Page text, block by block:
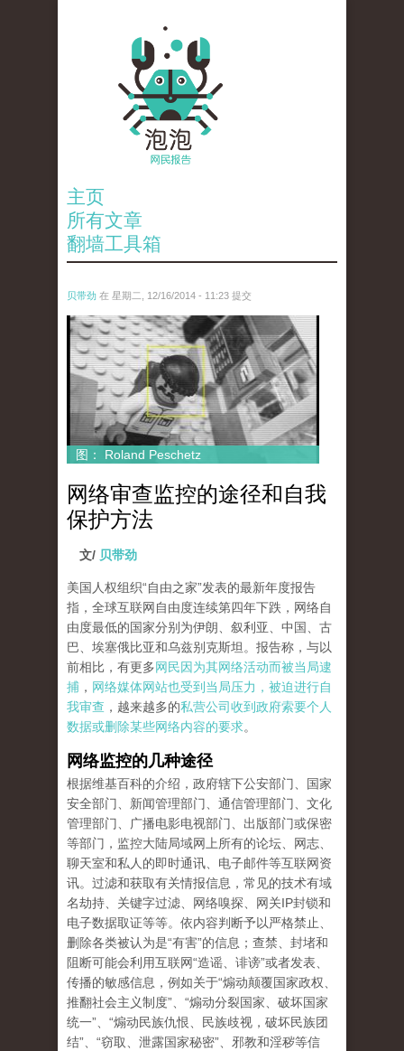
主页
所有文章
翻墙工具箱
贝带劲 在 星期二, 12/16/2014 - 11:23 提交
untitled.jpg
图： Roland Peschetz
网络审查监控的途径和自我
保护方法
文/ 贝带劲
美国人权组织“自由之家”发表的最新年度报告
指，全球互联网自由度连续第四年下跌，网络自
由度最低的国家分别为伊朗、叙利亚、中国、古
巴、埃塞俄比亚和乌兹别克斯坦。报告称，与以
前相比，有更多网民因为其网络活动而被当局逮
捕 ， 网络媒体网站也受到当局压力，被迫进行自
我审查 ，越来越多的私营公司收到政府索要个人
数据或删除某些网络内容的要求。
网络监控的几种途径
根据维基百科的介绍，政府辖下公安部门、国家
安全部门、新闻管理部门、通信管理部门、文化
管理部门、广播电影电视部门、出版部门或保密
等部门，监控大陆局域网上所有的论坛、网志、
聊天室和私人的即时通讯、电子邮件等互联网资
讯。过滤和获取有关情报信息，常见的技术有域
名劫持、关键字过滤、网络嗅探、网关IP封锁和
电子数据取证等等。依内容判断予以严格禁止、
删除各类被认为是“有害”的信息；查禁、封堵和
阻断可能会利用互联网“造谣、诽谤”或者发表、
传播的敏感信息，例如关于“煽动颠覆国家政权、
推翻社会主义制度”、“煽动分裂国家、破坏国家
统一”、“煽动民族仇恨、民族歧视，破坏民族团
结”、“窃取、泄露国家秘密”、邪教和淫秽等信